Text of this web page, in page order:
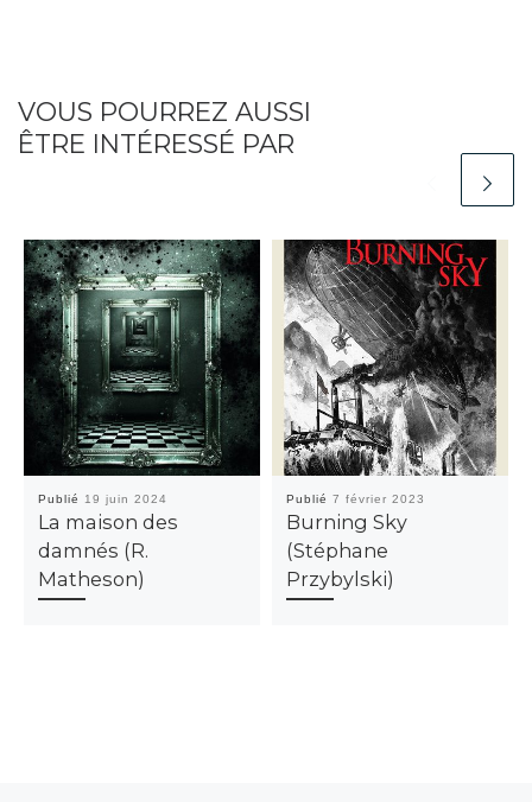
VOUS POURREZ AUSSI
ÊTRE INTÉRESSÉ PAR
Publié 19 juin 2024
La maison des
damnés (R.
Matheson)
Publié 7 février 2023
Burning Sky
(Stéphane
Przybylski)